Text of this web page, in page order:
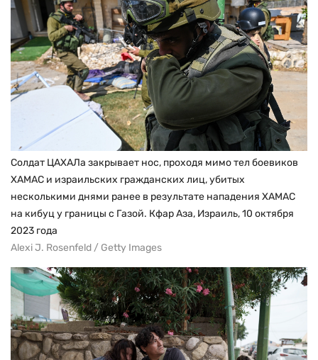
Солдат ЦАХАЛа закрывает нос, проходя мимо тел боевиков
ХАМАС и израильских гражданских лиц, убитых
несколькими днями ранее в результате нападения ХАМАС
на кибуц у границы с Газой. Кфар Аза, Израиль, 10 октября
2023 года
Alexi J. Rosenfeld / Getty Images